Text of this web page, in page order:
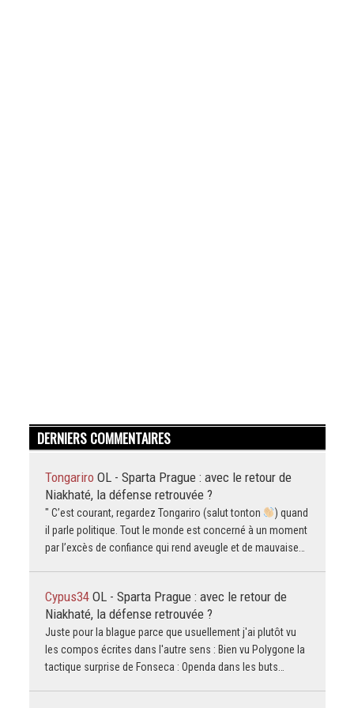
DERNIERS COMMENTAIRES
Tongariro OL - Sparta Prague : avec le retour de
Niakhaté, la défense retrouvée ?
" C’est courant, regardez Tongariro (salut tonton
) quand
il parle politique. Tout le monde est concerné à un moment
par l’excès de confiance qui rend aveugle et de mauvaise…
Cypus34 OL - Sparta Prague : avec le retour de
Niakhaté, la défense retrouvée ?
Juste pour la blague parce que usuellement j'ai plutôt vu
les compos écrites dans l'autre sens : Bien vu Polygone la
tactique surprise de Fonseca : Openda dans les buts…